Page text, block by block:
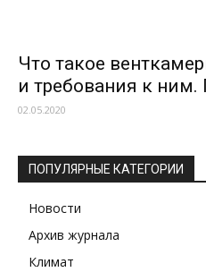
Что такое
и требования к
02.05.2020
ПОПУЛЯРНЫЕ КАТЕГОРИИ
Новости
Архив журнала
Климат